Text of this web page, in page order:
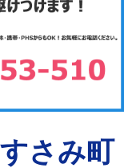
さみ町